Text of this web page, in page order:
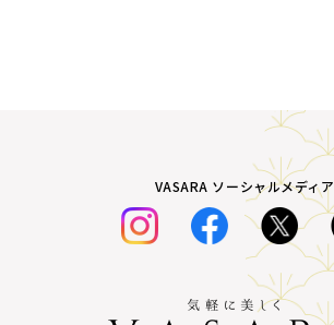
VASARA ソーシャルメディア